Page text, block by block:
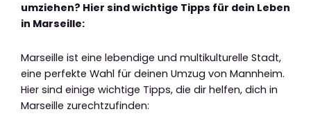
umziehen? Hier sind wichtige Tipps für dein Leben
in Marseille:
Marseille ist eine lebendige und multikulturelle Stadt,
eine perfekte Wahl für deinen Umzug von Mannheim.
Hier sind einige wichtige Tipps, die dir helfen, dich in
Marseille zurechtzufinden: